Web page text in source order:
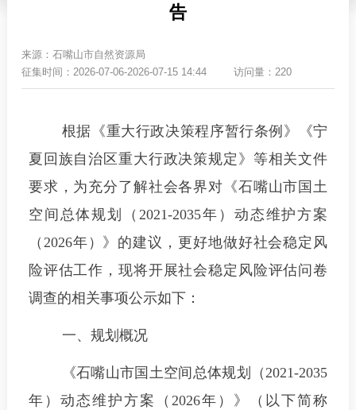
告
来源： 石嘴山市自然资源局
征集时间： 2026-07-06-2026-07-15 14:44 访问量：220
根据《重大行政决策程序暂行条例》《宁
夏回族自治区重大行政决策规定》等相关文件
要求，为充分了解社会各界对《石嘴山市国土
空间总体规划（2021-2035年）动态维护方案
（2026年）》的建议，更好地做好社会稳定风
险评估工作，现将开展社会稳定风险评估问卷
调查的相关事项公示如下：
一、规划概况
《石嘴山市国土空间总体规划（2021-2035
年）动态维护方案（2026年）》（以下简称